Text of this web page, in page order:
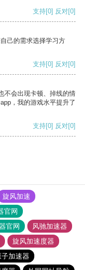
支持[0] 反对[0]
己的需求选择学习方
支持[0] 反对[0]
不会出现卡顿、掉线的情
，我的游戏水平提升了
支持[0] 反对[0]
旋风加速
官网
官网
风驰加速器
旋风加速度器
子加速器